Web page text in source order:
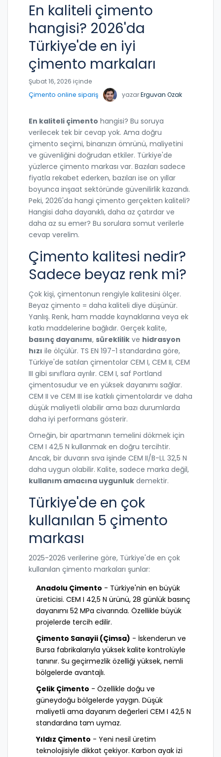
En kaliteli çimento
hangisi? 2026'da
Türkiye'de en iyi
çimento markaları
Şubat 16, 2026 içinde
Çimento online sipariş
yazarErguvan Ozak
En kaliteli çimento hangisi? Bu soruya
verilecek tek bir cevap yok. Ama doğru
çimento seçimi, binanızın ömrünü, maliyetini
ve güvenliğini doğrudan etkiler. Türkiye'de
yüzlerce çimento markası var. Bazıları sadece
fiyatla rekabet ederken, bazıları ise on yıllar
boyunca inşaat sektöründe güvenilirlik kazandı.
Peki, 2026'da hangi çimento gerçekten kaliteli?
Hangisi daha dayanıklı, daha az çatırdar ve
daha az su emer? Bu sorulara somut verilerle
cevap verelim.
Çimento kalitesi nedir?
Sadece beyaz renk mi?
Çok kişi, çimentonun rengiyle kalitesini ölçer.
Beyaz çimento = daha kaliteli diye düşünür.
Yanlış. Renk, ham madde kaynaklarına veya ek
katkı maddelerine bağlıdır. Gerçek kalite,
basınç dayanımı, süreklilik ve hidrasyon
hızı ile ölçülür. TS EN 197-1 standardına göre,
Türkiye'de satılan çimentolar CEM I, CEM II, CEM
III gibi sınıflara ayrılır. CEM I, saf Portland
çimentosudur ve en yüksek dayanımı sağlar.
CEM II ve CEM III ise katkılı çimentolardır ve daha
düşük maliyetli olabilir ama bazı durumlarda
daha iyi performans gösterir.
Örneğin, bir apartmanın temelini dökmek için
CEM I 42,5 N kullanmak en doğru tercihtir.
Ancak, bir duvarın sıva işinde CEM II/B-LL 32,5 N
daha uygun olabilir. Kalite, sadece marka değil,
kullanım amacına uygunluk demektir.
Türkiye'de en çok
kullanılan 5 çimento
markası
2025-2026 verilerine göre, Türkiye'de en çok
kullanılan çimento markaları şunlar:
Anadolu Çimento - Türkiye'nin en büyük
üreticisi. CEM I 42,5 N ürünü, 28 günlük basınç
dayanımı 52 MPa civarında. Özellikle büyük
projelerde tercih edilir.
Çimento Sanayii (Çimsa) - İskenderun ve
Bursa fabrikalarıyla yüksek kalite kontrolüyle
tanınır. Su geçirmezlik özelliği yüksek, nemli
bölgelerde avantajlı.
Çelik Çimento - Özellikle doğu ve
güneydoğu bölgelerde yaygın. Düşük
maliyetli ama dayanım değerleri CEM I 42,5 N
standardına tam uymaz.
Yıldız Çimento - Yeni nesil üretim
teknolojisiyle dikkat çekiyor. Karbon ayak izi